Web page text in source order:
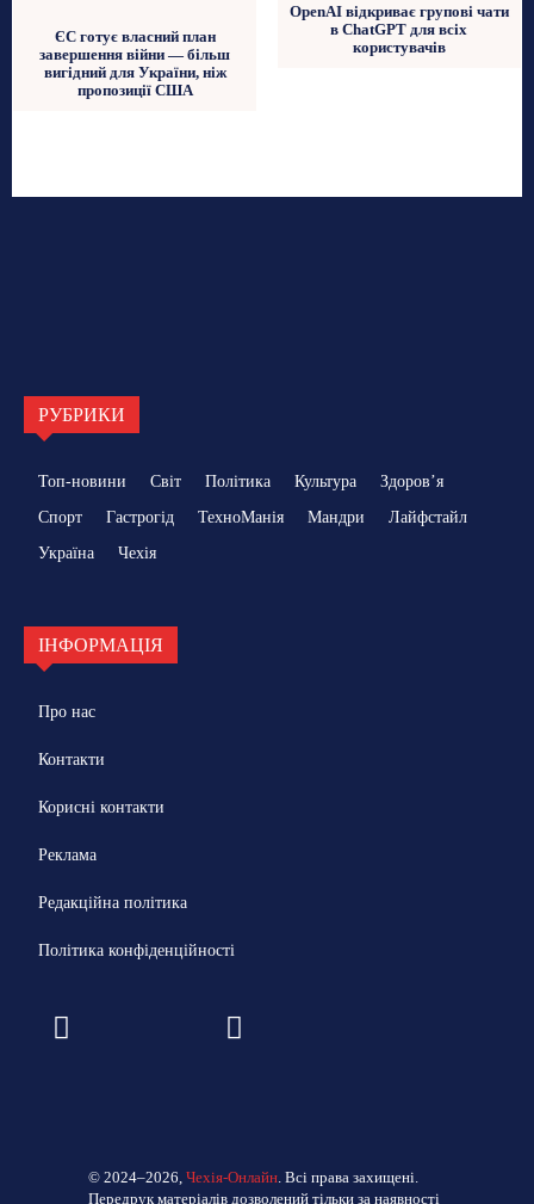
ЄС готує власний план
завершення війни — більш
вигідний для України, ніж
пропозиції США
OpenAI відкриває групові чати
в ChatGPT для всіх
користувачів
РУБРИКИ
Топ-новини Світ Політика Культура
Здоровʼя
Спорт
Гастрогід ТехноМанія Мандри
Лайфстайл
Україна
Чехія
ІНФОРМАЦІЯ
Про нас
Контакти
Корисні контакти
Реклама
Редакційна політика
Політика конфіденційності
© 2024–2026,Чехія-Онлайн. Всі права захищені.
Передрук матеріалів дозволений тільки за наявності